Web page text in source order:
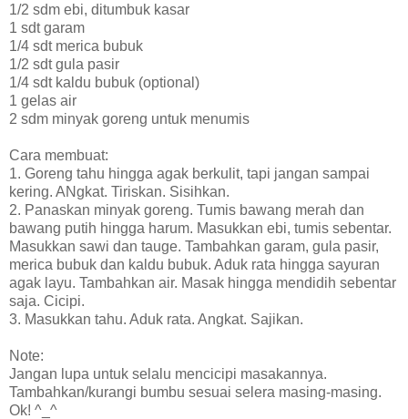
1/2 sdm ebi, ditumbuk kasar
1 sdt garam
1/4 sdt merica bubuk
1/2 sdt gula pasir
1/4 sdt kaldu bubuk (optional)
1 gelas air
2 sdm minyak goreng untuk menumis
Cara membuat:
1. Goreng tahu hingga agak berkulit, tapi jangan sampai
kering. ANgkat. Tiriskan. Sisihkan.
2. Panaskan minyak goreng. Tumis bawang merah dan
bawang putih hingga harum. Masukkan ebi, tumis sebentar.
Masukkan sawi dan tauge. Tambahkan garam, gula pasir,
merica bubuk dan kaldu bubuk. Aduk rata hingga sayuran
agak layu. Tambahkan air. Masak hingga mendidih sebentar
saja. Cicipi.
3. Masukkan tahu. Aduk rata. Angkat. Sajikan.
Note:
Jangan lupa untuk selalu mencicipi masakannya.
Tambahkan/kurangi bumbu sesuai selera masing-masing.
Ok! ^_^